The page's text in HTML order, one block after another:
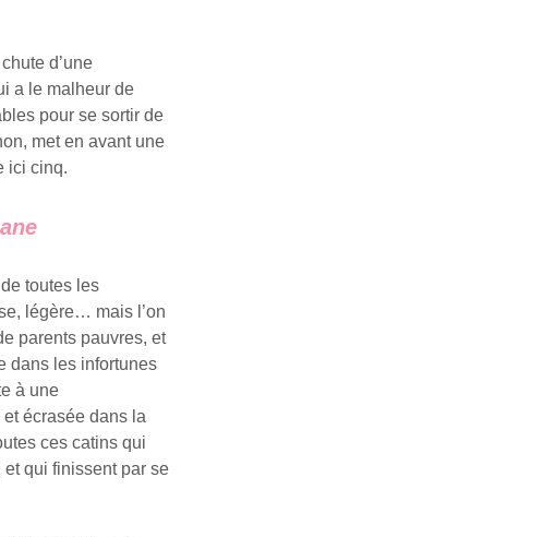
d’une
a le malheur de
pour se sortir de
met en avant une
ici cinq.
toutes les
légère… mais l’on
parents pauvres, et
dans les infortunes
à une
écrasée dans la
ces catins qui
qui finissent par se